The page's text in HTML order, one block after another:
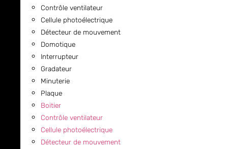
Contrôle ventilateur
Cellule photoélectrique
Détecteur de mouvement
Domotique
Interrupteur
Gradateur
Minuterie
Plaque
Boitier
Contrôle ventilateur
Cellule photoélectrique
Détecteur de mouvement